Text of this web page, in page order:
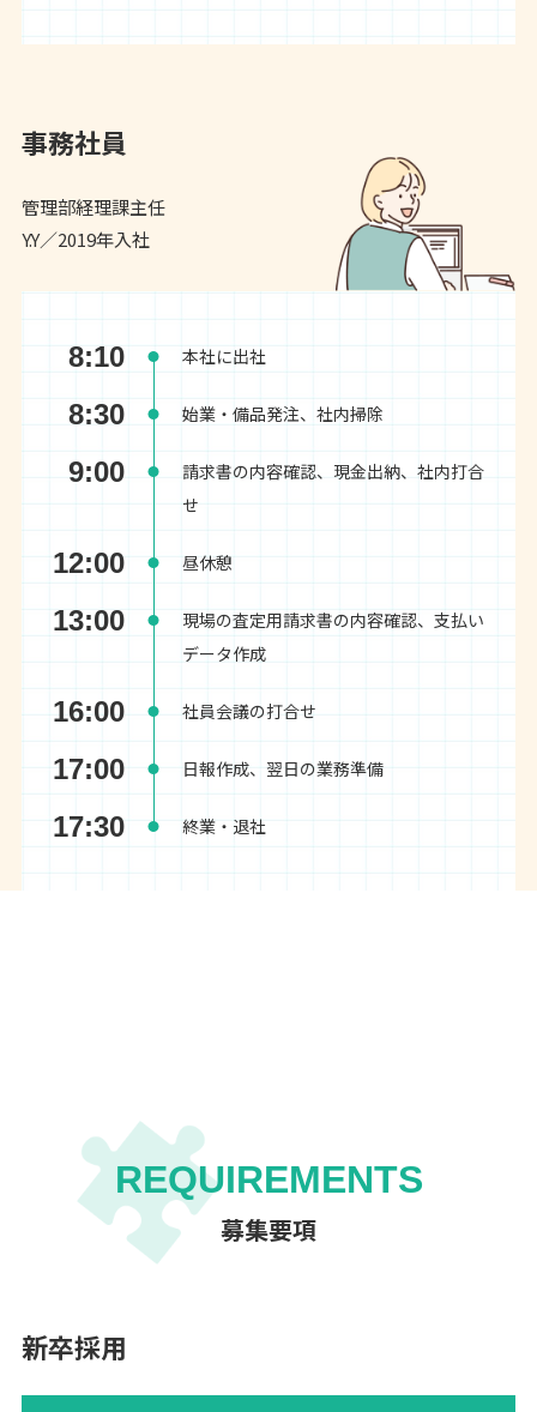
事務社員
管理部経理課主任
Y.Y／2019年入社
8:10 本社に出社
8:30 始業・備品発注、社内掃除
9:00
請求書の内容確認、現金出納、社内打合
せ
12:00 昼休憩
13:00
現場の査定用請求書の内容確認、支払い
データ作成
16:00 社員会議の打合せ
17:00 日報作成、翌日の業務準備
17:30 終業・退社
REQUIREMENTS
募集要項
新卒採用